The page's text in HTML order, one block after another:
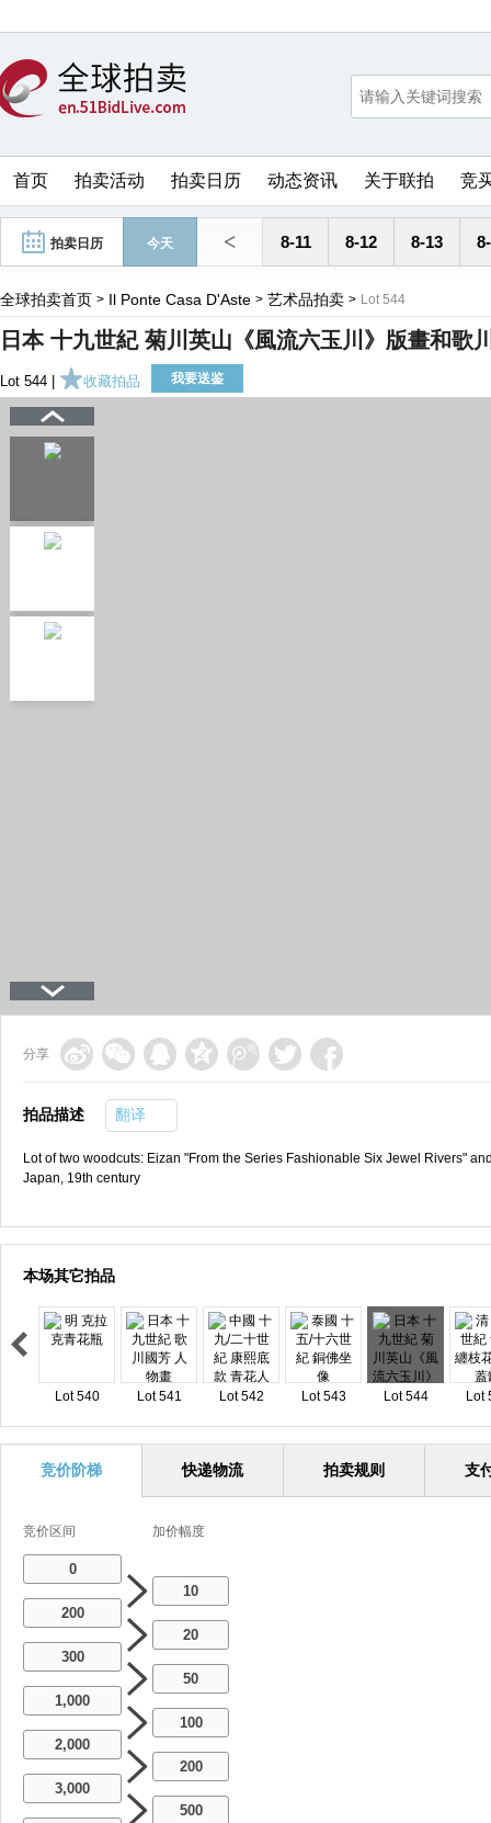
首页 拍卖活动 拍卖日历 动态资讯 关于联拍 竞
拍卖日历 今天 < 8-11 8-12 8-13
全球拍卖首页 > Il Ponte Casa D'Aste > 艺术品拍卖 > Lot 544
日本 十九世紀 菊川英山《風流六玉川》版畫和歌
Lot 544 | 收藏拍品 我要送鉴
分享
拍品描述 翻译
Lot of two woodcuts: Eizan "From the Series Fashionable Six Jewel Rivers"
Japan, 19th century
本场其它拍品
Lot 540 Lot 541 Lot 542 Lot 543 Lot 544 Lot
竞价阶梯 快递物流 拍卖规则 支
竞价区间 加价幅度
0
10
200
20
300
50
1,000
100
2,000
200
3,000
500